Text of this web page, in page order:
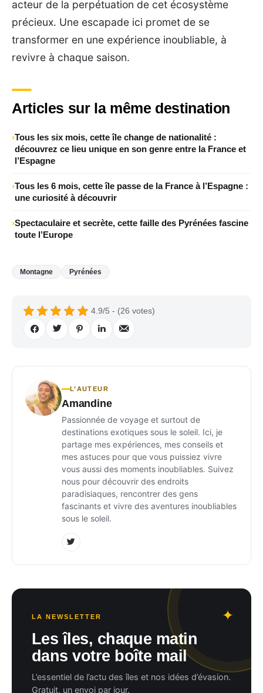
acteur de la perpétuation de cet écosystème
précieux. Une escapade ici promet de se
transformer en une expérience inoubliable, à
revivre à chaque saison.
Articles sur la même destination
Tous les six mois, cette île change de nationalité :
découvrez ce lieu unique en son genre entre la France et
l’Espagne
Tous les 6 mois, cette île passe de la France à l’Espagne :
une curiosité à découvrir
Spectaculaire et secrète, cette faille des Pyrénées fascine
toute l’Europe
Montagne Pyrénées
4.9/5 - (26 votes)
L’AUTEUR
Amandine
Passionnée de voyage et surtout de
destinations exotiques sous le soleil. Ici, je
partage mes expériences, mes conseils et
mes astuces pour que vous puissiez vivre
vous aussi des moments inoubliables. Suivez
nous pour découvrir des endroits
paradisiaques, rencontrer des gens
fascinants et vivre des aventures inoubliables
sous le soleil.
LA NEWSLETTER
Les îles, chaque matin
dans votre boîte mail
L’essentiel de l’actu des îles et nos idées d’évasion.
Gratuit, un envoi par jour.